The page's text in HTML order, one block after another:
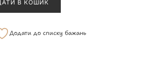
В КОШИК
Додати до списку бажань